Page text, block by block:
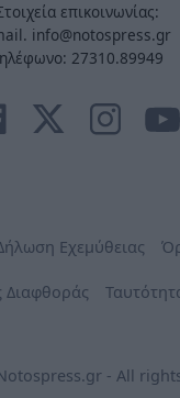
επικοινωνίας:
info@notospress.gr
27310.89949
Εχεμύθειας
Διαφθοράς
- All